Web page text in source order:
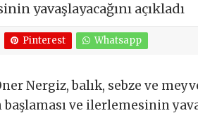
yavaşlayacağını açıkladı
Pinterest Whatsapp
Nergiz, balık, sebze ve
ve ilerlemesinin